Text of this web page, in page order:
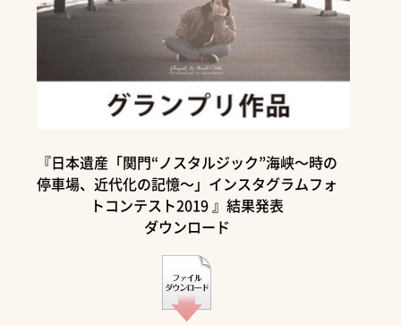
『日本遺産「関門“ノスタルジック”海峡～時の
停車場、近代化の記憶～」インスタグラムフォ
トコンテスト2019 』結果発表
ダウンロード